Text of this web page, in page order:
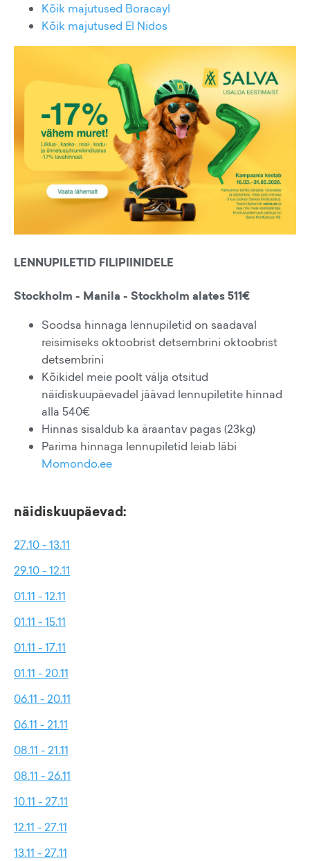
Kõik majutused Boracayl
Kõik majutused El Nidos
LENNUPILETID FILIPIINIDELE
Stockholm - Manila - Stockholm alates 511€
Soodsa hinnaga lennupiletid on saadaval
reisimiseks oktoobrist detsembrini oktoobrist
detsembrini
Kõikidel meie poolt välja otsitud
näidiskuupäevadel jäävad lennupiletite hinnad
alla 540€
Hinnas sisaldub ka äraantav pagas (23kg)
Parima hinnaga lennupiletid leiab läbi
Momondo.ee
näidiskuupäevad:
27.10 - 13.11
29.10 - 12.11
01.11 - 12.11
01.11 - 15.11
01.11 - 17.11
01.11 - 20.11
06.11 - 20.11
06.11 - 21.11
08.11 - 21.11
08.11 - 26.11
10.11 - 27.11
12.11 - 27.11
13.11 - 27.11